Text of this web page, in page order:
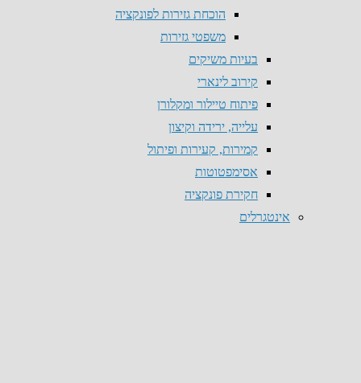
הוכחת גזירות לפונקציה
משפטי גזירות
בעיות משיקים
קירוב לינארי
פיתוח טיילור ומקלורן
עלייה, ירידה וקיצון
קמירות, קעירות ופיתול
אסימפטוטות
חקירת פונקציה
אינטגרלים